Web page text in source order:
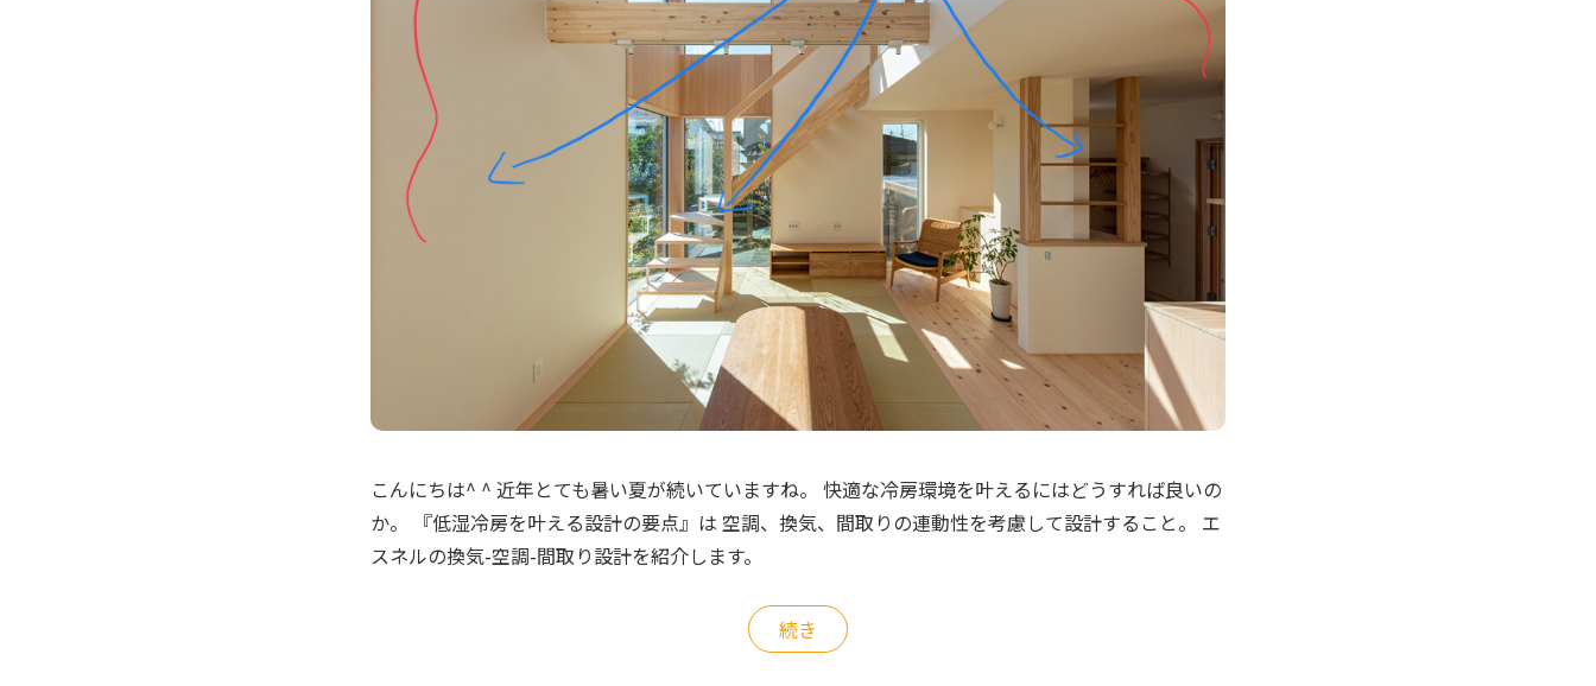
こんにちは^ ^ 近年とても暑い夏が続いていますね。 快適な冷房環境を叶えるにはどうすれば良いの
か。 『低湿冷房を叶える設計の要点』は 空調、換気、間取りの連動性を考慮して設計すること。 エ
スネルの換気-空調-間取り設計を紹介します。
続き